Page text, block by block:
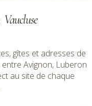
gîtes et adresses de
Avignon, Luberon
au site de chaque